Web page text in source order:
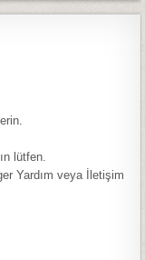
lütfen.
Yardım veya İletişim